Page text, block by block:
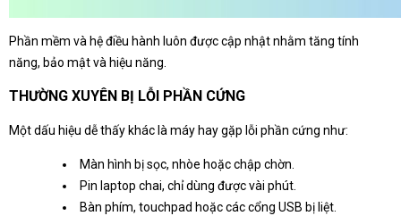
Phần mềm và hệ điều hành luôn được cập nhật nhằm tăng tính
năng, bảo mật và hiệu năng.
THƯỜNG XUYÊN BỊ LỖI PHẦN CỨNG
Một dấu hiệu dễ thấy khác là máy hay gặp lỗi phần cứng như:
Màn hình bị sọc, nhòe hoặc chập chờn.
Pin laptop chai, chỉ dùng được vài phút.
Bàn phím, touchpad hoặc các cổng USB bị liệt.